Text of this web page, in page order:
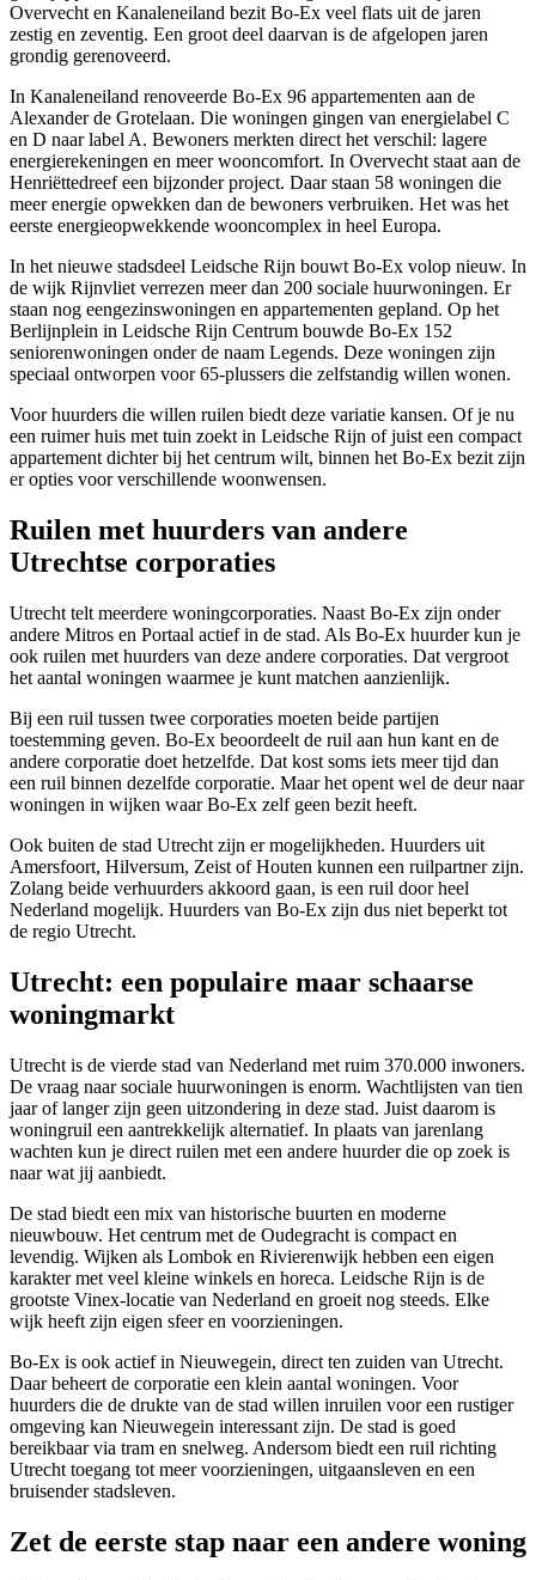
Overvecht en Kanaleneiland bezit Bo-Ex veel flats uit de jaren
zestig en zeventig. Een groot deel daarvan is de afgelopen jaren
grondig gerenoveerd.
In Kanaleneiland renoveerde Bo-Ex 96 appartementen aan de
Alexander de Grotelaan. Die woningen gingen van energielabel C
en D naar label A. Bewoners merkten direct het verschil: lagere
energierekeningen en meer wooncomfort. In Overvecht staat aan de
Henriëttedreef een bijzonder project. Daar staan 58 woningen die
meer energie opwekken dan de bewoners verbruiken. Het was het
eerste energieopwekkende wooncomplex in heel Europa.
In het nieuwe stadsdeel Leidsche Rijn bouwt Bo-Ex volop nieuw. In
de wijk Rijnvliet verrezen meer dan 200 sociale huurwoningen. Er
staan nog eengezinswoningen en appartementen gepland. Op het
Berlijnplein in Leidsche Rijn Centrum bouwde Bo-Ex 152
seniorenwoningen onder de naam Legends. Deze woningen zijn
speciaal ontworpen voor 65-plussers die zelfstandig willen wonen.
Voor huurders die willen ruilen biedt deze variatie kansen. Of je nu
een ruimer huis met tuin zoekt in Leidsche Rijn of juist een compact
appartement dichter bij het centrum wilt, binnen het Bo-Ex bezit zijn
er opties voor verschillende woonwensen.
Ruilen met huurders van andere
Utrechtse corporaties
Utrecht telt meerdere woningcorporaties. Naast Bo-Ex zijn onder
andere Mitros en Portaal actief in de stad. Als Bo-Ex huurder kun je
ook ruilen met huurders van deze andere corporaties. Dat vergroot
het aantal woningen waarmee je kunt matchen aanzienlijk.
Bij een ruil tussen twee corporaties moeten beide partijen
toestemming geven. Bo-Ex beoordeelt de ruil aan hun kant en de
andere corporatie doet hetzelfde. Dat kost soms iets meer tijd dan
een ruil binnen dezelfde corporatie. Maar het opent wel de deur naar
woningen in wijken waar Bo-Ex zelf geen bezit heeft.
Ook buiten de stad Utrecht zijn er mogelijkheden. Huurders uit
Amersfoort, Hilversum, Zeist ofHouten kunnen een ruilpartner zijn.
Zolang beide verhuurders akkoord gaan, is een ruil door heel
Nederland mogelijk. Huurders van Bo-Ex zijn dus niet beperkt tot
de regio Utrecht.
Utrecht: een populaire maar schaarse
woningmarkt
Utrecht is de vierde stad van Nederland met ruim 370.000 inwoners.
De vraag naar sociale huurwoningen is enorm. Wachtlijsten van tien
jaar of langer zijn geen uitzondering in deze stad. Juist daarom is
woningruil een aantrekkelijk alternatief. In plaats van jarenlang
wachten kun je direct ruilen met een andere huurder die op zoek is
naar wat jij aanbiedt.
De stad biedt een mix van historische buurten en moderne
nieuwbouw. Het centrum met de Oudegracht is compact en
levendig. Wijken als Lombok en Rivierenwijk hebben een eigen
karakter met veel kleine winkels en horeca. Leidsche Rijn is de
grootste Vinex-locatie van Nederland en groeit nog steeds. Elke
wijk heeft zijn eigen sfeer en voorzieningen.
Bo-Ex is ook actief in Nieuwegein, direct ten zuiden van Utrecht.
Daar beheert de corporatie een klein aantal woningen. Voor
huurders die de drukte van de stad willen inruilen voor een rustiger
omgeving kan Nieuwegein interessant zijn. De stad is goed
bereikbaar via tram en snelweg. Andersom biedt een ruil richting
Utrecht toegang tot meer voorzieningen, uitgaansleven en een
bruisender stadsleven.
Zet de eerste stap naar een andere woning